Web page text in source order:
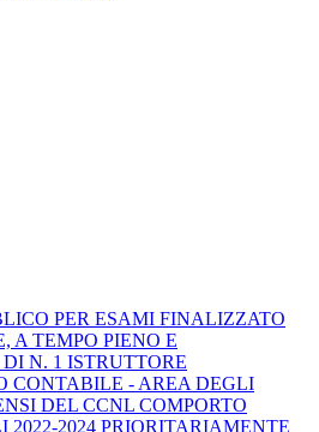
PER ESAMI FINALIZZATO
A TEMPO PIENO E
N. 1 ISTRUTTORE
CONTABILE - AREA DEGLI
DEL CCNL COMPORTO
2024 PRIORITARIAMENTE